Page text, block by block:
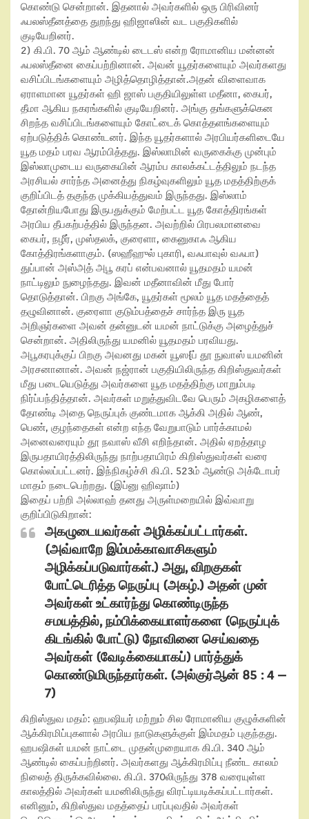
கொண்டு சென்றான். இதனால் அவர்களில் ஒரு பிரிவினர்
ஃபலஸ்தீனத்தை துறந்து ஹிஜாஸின் வட பகுதிகளில்
குடியேறினர்.
2) கி.பி. 70 ஆம் ஆண்டில் டைடஸ் என்ற ரோமானிய மன்னன்
ஃபலஸ்தீனை கைப்பற்றினான். அவன் யூதர்களையும் அவர்களது
வசிப்பிடங்களையும் அழித்தொழித்தான்.அதன் விளைவாக
ஏராளமான யூதர்கள் ஹி ஜாஸ் பகுதியிலுள்ள மதீனா, கைபர்,
தீமா ஆகிய நகரங்களில் குடியேறினர். அங்கு தங்களுக்கென
சிறந்த வசிப்பிடங்களையும் கோட்டைக் கொத்தளங்களையும்
ஏற்படுத்திக் கொண்டனர். இந்த யூதர்களால் அரபியர்களிடையே
யூத மதம் பரவ ஆரம்பித்தது. இஸ்லாமின் வருகைக்கு முன்பும்
இஸ்லாமுடைய வருகையின் ஆரம்ப காலக்கட்டத்திலும் நடந்த
அரசியல் சார்ந்த அனைத்து நிகழ்வுகளிலும் யூத மதத்திற்குக்
குறிப்பிடத் தகுந்த முக்கியத்துவம் இருந்தது. இஸ்லாம்
தோன்றியபோது இருபதுக்கும் மேற்பட்ட யூத கோத்திரங்கள்
அரபிய தீபகற்பத்தில் இருந்தன. அவற்றில் பிரபலமானவை
கைபர், நழீர், முஸ்தலக், குரைளா, கைனுகாஃ ஆகிய
கோத்திரங்களாகும். (ஸஹீஹுல் புகாரி, வஃபாவுல் வஃபா)
துப்பான் அஸ்அத் அபூ கரப் என்பவனால் யூதமதம் யமன்
நாட்டிலும் நுழைந்தது. இவன் மதீனாவின் மீது போர்
தொடுத்தான். பிறகு அங்கே, யூதர்கள் மூலம் யூத மதத்தைத்
தழுவினான். குரைளா குடும்பத்தைச் சார்ந்த இரு யூத
அறிஞர்களை அவன் தன்னுடன் யமன் நாட்டுக்கு அழைத்துச்
சென்றான். அதிலிருந்து யமனில் யூதமதம் பரவியது.
அபூகரபுக்குப் பிறகு அவனது மகன் யூஸ{ப் தூ நுவாஸ் யமனின்
அரசனானான். அவன் நஜ்ரான் பகுதியிலிருந்த கிறிஸ்துவர்கள்
மீது படையெடுத்து அவர்களை யூத மதத்திற்கு மாறும்படி
நிர்ப்பந்தித்தான். அவர்கள் மறுத்துவிடவே பெரும் அகழிகளைத்
தோண்டி அதை நெருப்புக் குண்டமாக ஆக்கி அதில் ஆண்,
பெண், குழந்தைகள் என்ற எந்த வேறுபாடும் பார்க்காமல்
அனைவரையும் தூ நவாஸ் வீசி எறிந்தான். அதில் ஏறத்தாழ
இருபதாயிரத்திலிருந்து நாற்பதாயிரம் கிறிஸ்துவர்கள் வரை
கொல்லப்பட்டனர். இந்நிகழ்ச்சி கி.பி. 523ம் ஆண்டு அக்டோபர்
மாதம் நடைபெற்றது. (இப்னு ஹிஷாம்)
இதைப் பற்றி அல்லாஹ் தனது அருள்மறையில் இவ்வாறு
குறிப்பிடுகிறான்:
அகழுடையவர்கள் அழிக்கப்பட்டார்கள்.
(அவ்வாறே இம்மக்காவாசிகளும்
அழிக்கப்படுவார்கள்.) அது,விறகுகள்
போட்டெரித்த நெருப்பு (அகழ்.) அதன் முன்
அவர்கள் உட்கார்ந்து கொண்டிருந்த
சமயத்தில்,நம்பிக்கையாளர்களை (நெருப்புக்
கிடங்கில் போட்டு) நோவினை செய்வதை
அவர்கள் (வேடிக்கையாகப்) பார்த்துக்
கொண்டுமிருந்தார்கள். (அல்குர்ஆன் 85 : 4 –
7)
கிறிஸ்துவ மதம்: ஹபஷியர் மற்றும் சில ரோமானிய குழுக்களின்
ஆக்கிரமிப்புகளால் அரபிய நாடுகளுக்குள் இம்மதம் புகுந்தது.
ஹபஷிகள் யமன் நாட்டை முதன்முறையாக கி.பி. 340 ஆம்
ஆண்டில் கைப்பற்றினர். அவர்களது ஆக்கிரமிப்பு நீண்ட காலம்
நிலைத் திருக்கவில்லை. கி.பி. 370லிருந்து 378 வரையுள்ள
காலத்தில் அவர்கள் யமனிலிருந்து விரட்டியடிக்கப்பட்டார்கள்.
எனினும், கிறிஸ்துவ மதத்தைப் பரப்புவதில் அவர்கள்